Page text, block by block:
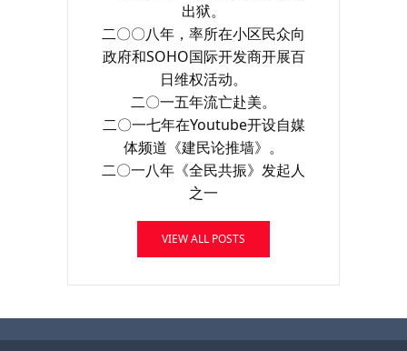
出狱。
二〇〇八年，率所在小区民众向
政府和SOHO国际开发商开展百
日维权活动。
二〇一五年流亡赴美。
二〇一七年在Youtube开设自媒
体频道《建民论推墙》。
二〇一八年《全民共振》发起人
之一
VIEW ALL POSTS